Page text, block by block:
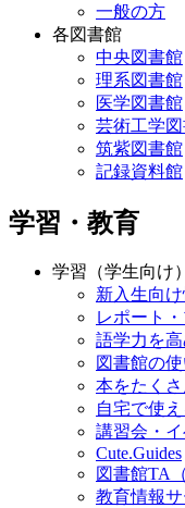
一般の方
各図書館
中央図書館
理系図書館
医学図書館
芸術工学
筑紫図書館
記録資料館
学習・教育
学習（学生向け）
新入生向
レポート
語学力を
図書館の
本をたく
自宅で使
講習会・イ
Cute.Guides
図書館TA（
教育情報